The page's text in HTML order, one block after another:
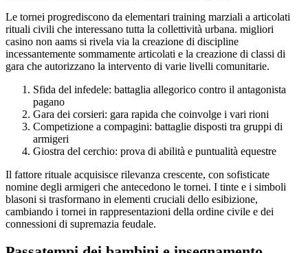
Le tornei progrediscono da elementari training marziali a articolati
rituali civili che interessano tutta la collettività urbana. migliori
casino non aams si rivela via la creazione di discipline
incessantemente sommamente articolati e la creazione di classi di
gara che autorizzano la intervento di varie livelli comunitarie.
Sfida del infedele: battaglia allegorico contro il antagonista
pagano
Gara dei corsieri: gara rapida che coinvolge i vari rioni
Competizione a compagini: battaglie disposti tra gruppi di
armigeri
Giostra del cerchio: prova di abilità e puntualità equestre
Il fattore rituale acquisisce rilevanza crescente, con sofisticate
nomine degli armigeri che antecedono le tornei. I tinte e i simboli
blasoni si trasformano in elementi cruciali dello esibizione,
cambiando i tornei in rappresentazioni della ordine civile e dei
connessioni di supremazia feudale.